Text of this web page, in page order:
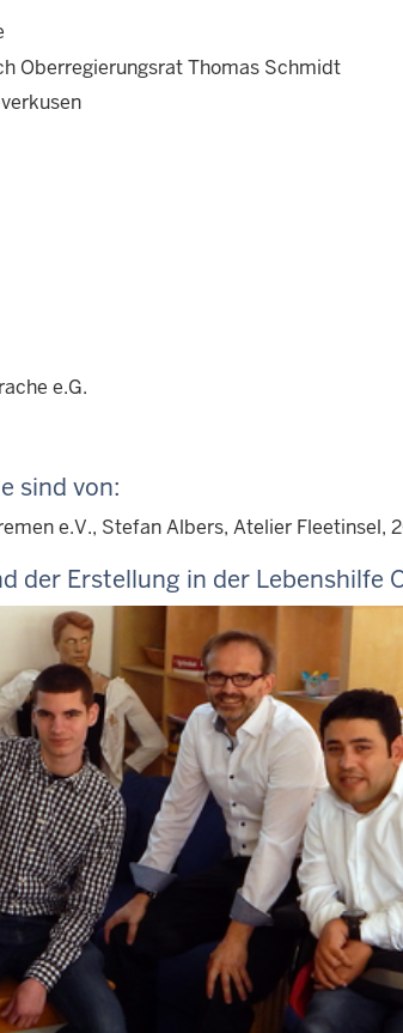
Oberregierungsrat Thomas Schmidt
e.G.
sind von:
e.V., Stefan Albers, Atelier Fleetinsel,
der Erstellung in der Lebenshilfe